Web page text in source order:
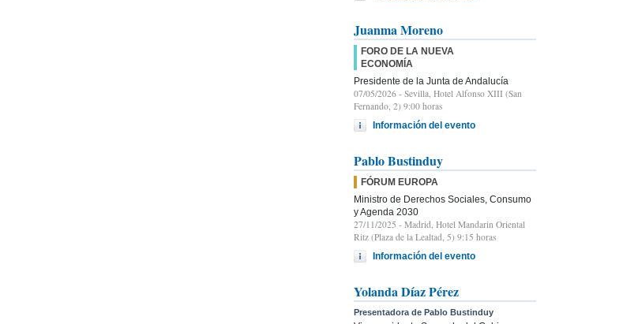
Juanma Moreno
FORO DE LA NUEVA
ECONOMÍA
Presidente de la Junta de Andalucía
07/05/2026 - Sevilla, Hotel Alfonso XIII (San
Fernando, 2) 9:00 horas
Información del evento
Pablo Bustinduy
FÓRUM EUROPA
Ministro de Derechos Sociales, Consumo
y Agenda 2030
27/11/2025 - Madrid, Hotel Mandarin Oriental
Ritz (Plaza de la Lealtad, 5) 9:15 horas
Información del evento
Yolanda Díaz Pérez
Presentadora de Pablo Bustinduy